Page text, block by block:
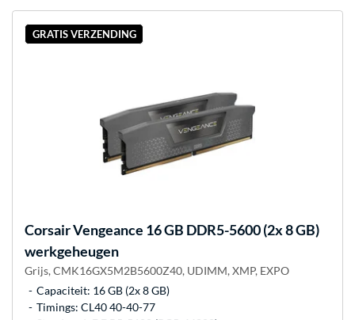
GRATIS VERZENDING
CorsairVengeance 16 GB DDR5-5600 (2x 8 GB)
werkgeheugen
Grijs, CMK16GX5M2B5600Z40, UDIMM, XMP, EXPO
Capaciteit: 16 GB (2x 8 GB)
Timings: CL40 40-40-77